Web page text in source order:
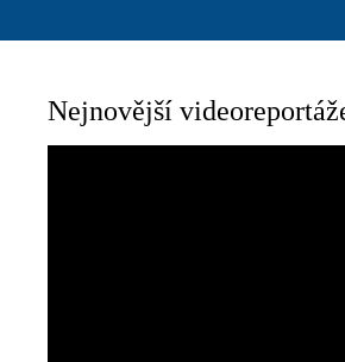
Nejnovější